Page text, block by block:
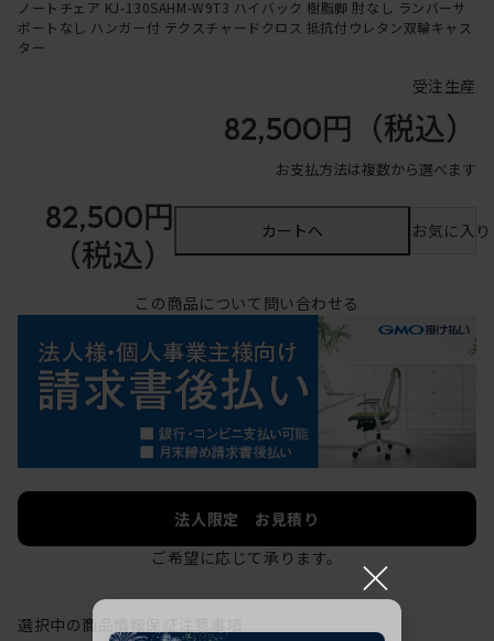
ノートチェア KJ-130SAHM-W9T3 ハイバック 樹脂脚 肘なし ランバーサ
ポートなし ハンガー付 テクスチャードクロス 抵抗付ウレタン双輪キャス
ター
受注生産
82,500円 （税込）
お支払方法は複数から選べます
82,500円
（税込）
カートへ お気に入
この商品について問い合わせる
法人限定 お見積り
ご希望に応じて承ります。
選択中の商品情報
×